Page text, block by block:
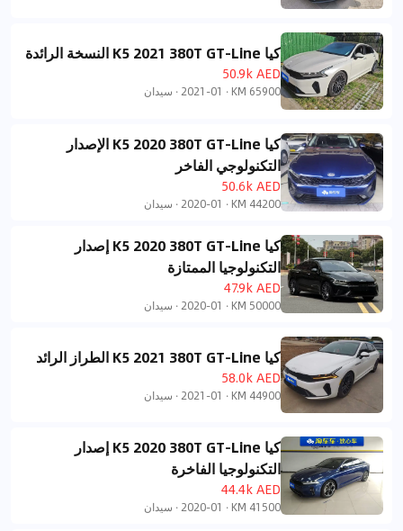
كيا K5 2021 380T GT-Line النسخة الرائدة
50.9k AED
65900 KM
·
2021-01
· سيدان
كيا K5 2020 380T GT-Line الإصدار
التكنولوجي الفاخر
50.6k AED
44200 KM
·
2020-01
· سيدان
كيا K5 2020 380T GT-Line إصدار
التكنولوجيا الممتازة
47.9k AED
50000 KM
·
2020-01
· سيدان
كيا K5 2021 380T GT-Line الطراز الرائد
58.0k AED
44900 KM
·
2021-01
· سيدان
كيا K5 2020 380T GT-Line إصدار
التكنولوجيا الفاخرة
44.4k AED
41500 KM
·
2020-01
· سيدان